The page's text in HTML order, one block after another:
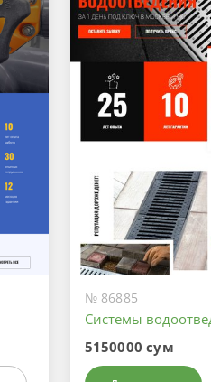
№ 86885
Системы
5150000 сум